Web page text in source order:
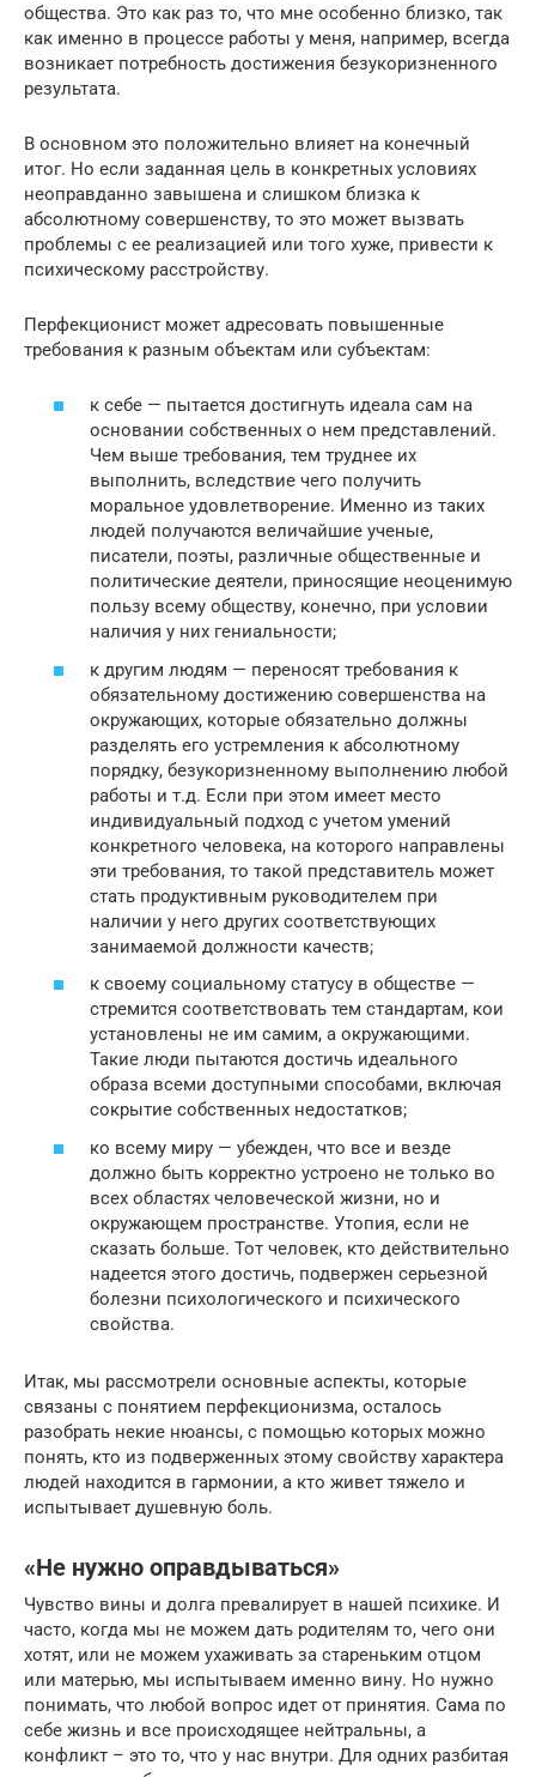
общества. Это как раз то, что мне особенно близко, так
как именно в процессе работы у меня, например, всегда
возникает потребность достижения безукоризненного
результата.
В основном это положительно влияет на конечный
итог. Но если заданная цель в конкретных условиях
неоправданно завышена и слишком близка к
абсолютному совершенству, то это может вызвать
проблемы с ее реализацией или того хуже, привести к
психическому расстройству.
Перфекционист может адресовать повышенные
требования к разным объектам или субъектам:
к себе — пытается достигнуть идеала сам на
основании собственных о нем представлений.
Чем выше требования, тем труднее их
выполнить, вследствие чего получить
моральное удовлетворение. Именно из таких
людей получаются величайшие ученые,
писатели, поэты, различные общественные и
политические деятели, приносящие неоценимую
пользу всему обществу, конечно, при условии
наличия у них гениальности;
к другим людям — переносят требования к
обязательному достижению совершенства на
окружающих, которые обязательно должны
разделять его устремления к абсолютному
порядку, безукоризненному выполнению любой
работы и т.д. Если при этом имеет место
индивидуальный подход с учетом умений
конкретного человека, на которого направлены
эти требования, то такой представитель может
стать продуктивным руководителем при
наличии у него других соответствующих
занимаемой должности качеств;
к своему социальному статусу в обществе —
стремится соответствовать тем стандартам, кои
установлены не им самим, а окружающими.
Такие люди пытаются достичь идеального
образа всеми доступными способами, включая
сокрытие собственных недостатков;
ко всему миру — убежден, что все и везде
должно быть корректно устроено не только во
всех областях человеческой жизни, но и
окружающем пространстве. Утопия, если не
сказать больше. Тот человек, кто действительно
надеется этого достичь, подвержен серьезной
болезни психологического и психического
свойства.
Итак, мы рассмотрели основные аспекты, которые
связаны с понятием перфекционизма, осталось
разобрать некие нюансы, с помощью которых можно
понять, кто из подверженных этому свойству характера
людей находится в гармонии, а кто живет тяжело и
испытывает душевную боль.
«Не нужно оправдываться»
Чувство вины и долга превалирует в нашей психике. И
часто, когда мы не можем дать родителям то, чего они
хотят, или не можем ухаживать за стареньким отцом
или матерью, мы испытываем именно вину. Но нужно
понимать, что любой вопрос идет от принятия. Сама по
себе жизнь и все происходящее нейтральны, а
конфликт – это то, что у нас внутри. Для одних разбитая